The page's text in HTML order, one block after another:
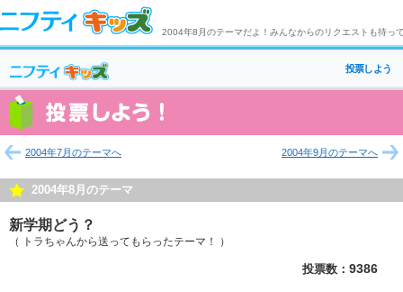
2004年8月のテーマだよ！みんなからのリクエストも待っ
投票しよう
2004年7月のテーマへ 2004年9月のテーマへ
2004年8月のテーマ
新学期どう？
（ トラちゃんから送ってもらったテーマ！ ）
投票数： 9386